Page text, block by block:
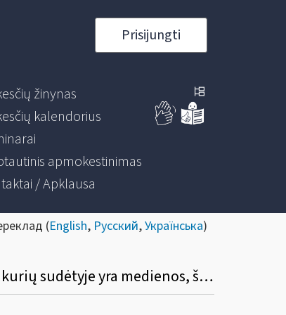
Prisijungti
žinynas
kalendorius
apmokestinimas
/ Apklausa
(English, Русский,Українська)
9. Ar lengvatinis 9 proc. PVM tarifas taikomas granulėms / briketams, skirtiems kūrenimui, kurių sudėtyje yra medienos, šiaudų, biomasės išspaudų. Jeigu minėtose granulėse / briketuose yra medienos ir biomasės, ar svarbi proporcija?